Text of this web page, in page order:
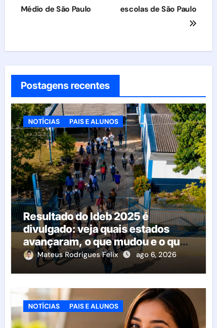
Médio de São Paulo escolas de São Paulo
Postagens recentes
NOTÍCIAS PAIS E ALUNOS
Resultado do Ideb 2025 é
divulgado: veja quais estados
avançaram, o que mudou e o que
esperar da educação brasileira
Mateus Rodrigues Felix ago 6, 2026
NOTÍCIAS PAIS E ALUNOS